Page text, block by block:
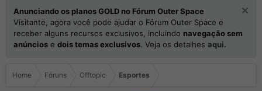
Anunciando os planos GOLD no Fórum Outer Space
Visitante, agora você pode ajudar o Fórum Outer Space e
receber alguns recursos exclusivos, incluindo navegação sem
anúncios e dois temas exclusivos. Veja os detalhes aqui.
Home Fóruns Offtopic Esportes